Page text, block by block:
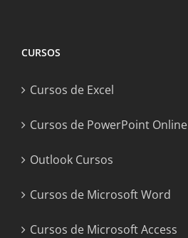
CURSOS
Cursos de Excel
Cursos de PowerPoint Online
Outlook Cursos
Cursos de Microsoft Word
Cursos de Microsoft Access